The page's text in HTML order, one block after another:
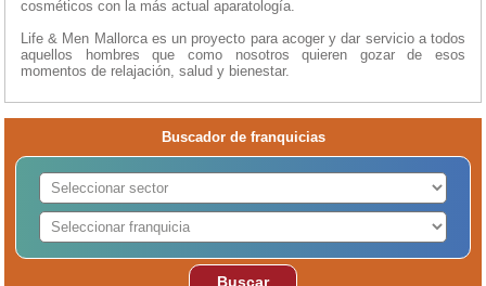
cosméticos con la más actual aparatología.
Life & Men Mallorca es un proyecto para acoger y dar servicio a todos
aquellos hombres que como nosotros quieren gozar de esos
momentos de relajación, salud y bienestar.
Buscador de franquicias
Buscar